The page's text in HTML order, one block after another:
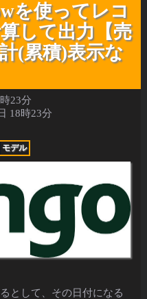
を使ってレコ
して出力【売
(累積)表示な
23分
18時23分
モデル
として、その日付になる